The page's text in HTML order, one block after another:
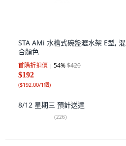
STA AMi 水槽式碗盤瀝水架 E型, 混
合顏色
首購折扣價 54%$420
$192
($192.00/1個)
8/12 星期三 預計送達
(226)